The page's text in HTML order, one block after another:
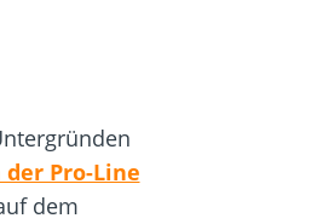
Pro-Line
dem